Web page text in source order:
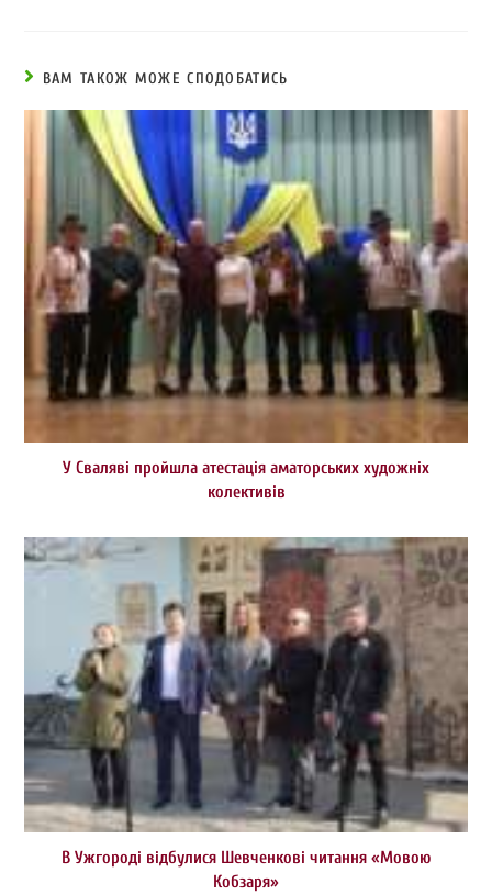
ВАМ ТАКОЖ МОЖЕ СПОДОБАТИСЬ
У Сваляві пройшла атестація аматорських художніх
колективів
В Ужгороді відбулися Шевченкові читання «Мовою
Кобзаря»